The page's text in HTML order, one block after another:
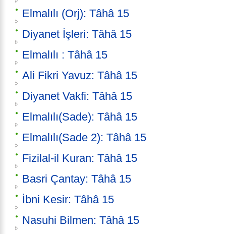
Elmalılı (Orj): Tâhâ 15
Diyanet İşleri: Tâhâ 15
Elmalılı : Tâhâ 15
Ali Fikri Yavuz: Tâhâ 15
Diyanet Vakfi: Tâhâ 15
Elmalılı(Sade): Tâhâ 15
Elmalılı(Sade 2): Tâhâ 15
Fizilal-il Kuran: Tâhâ 15
Basri Çantay: Tâhâ 15
İbni Kesir: Tâhâ 15
Nasuhi Bilmen: Tâhâ 15